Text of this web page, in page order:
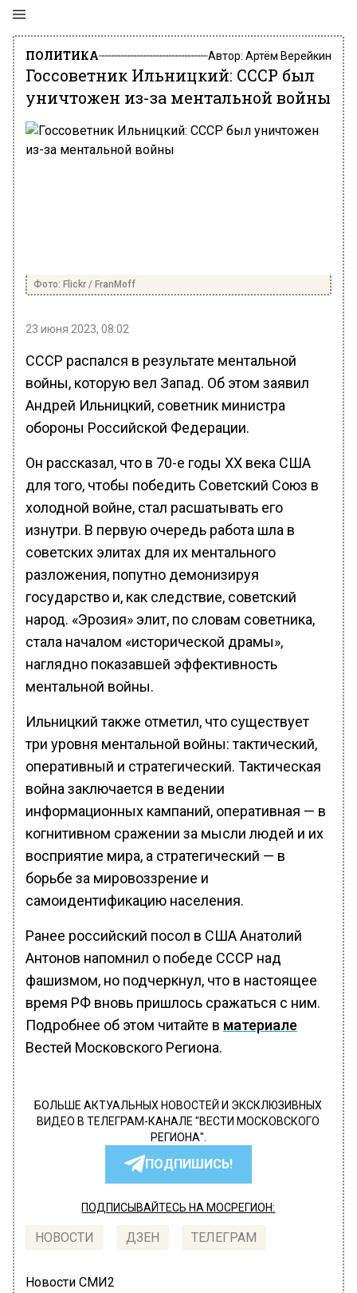
ПОЛИТИКА Автор: Артём Верейкин
Госсоветник Ильницкий: СССР был
уничтожен из-за ментальной войны
Фото: Flickr / FranMoff
23 июня 2023, 08:02
СССР распался в результате ментальной
войны, которую вел Запад. Об этом заявил
Андрей Ильницкий, советник министра
обороны Российской Федерации.
Он рассказал, что в 70-е годы XX века США
для того, чтобы победить Советский Союз в
холодной войне, стал расшатывать его
изнутри. В первую очередь работа шла в
советских элитах для их ментального
разложения, попутно демонизируя
государство и, как следствие, советский
народ. «Эрозия» элит, по словам советника,
стала началом «исторической драмы»,
наглядно показавшей эффективность
ментальной войны.
Ильницкий также отметил, что существует
три уровня ментальной войны: тактический,
оперативный и стратегический. Тактическая
война заключается в ведении
информационных кампаний, оперативная — в
когнитивном сражении за мысли людей и их
восприятие мира, а стратегический — в
борьбе за мировоззрение и
самоидентификацию населения.
Ранее российский посол в США Анатолий
Антонов напомнил о победе СССР над
фашизмом, но подчеркнул, что в настоящее
время РФ вновь пришлось сражаться с ним.
Подробнее об этом читайте в материале
Вестей Московского Региона.
БОЛЬШЕ АКТУАЛЬНЫХ НОВОСТЕЙ И ЭКСКЛЮЗИВНЫХ
ВИДЕО В ТЕЛЕГРАМ-КАНАЛЕ "ВЕСТИ МОСКОВСКОГО
РЕГИОНА".
ПОДПИШИСЬ!
ПОДПИСЫВАЙТЕСЬ НА МОСРЕГИОН:
НОВОСТИ ДЗЕН ТЕЛЕГРАМ
Новости СМИ2